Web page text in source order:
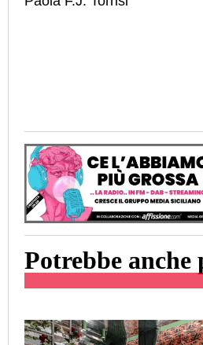
Potrebbe anche